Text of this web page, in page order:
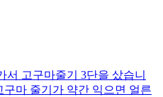
서 고구마줄기 3단을 샀습니
마 줄기가 약간 익으면 얼른